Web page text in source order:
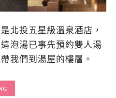
北投五星級溫泉酒店，
泡湯已事先預約雙人湯
我們到湯屋的樓層。